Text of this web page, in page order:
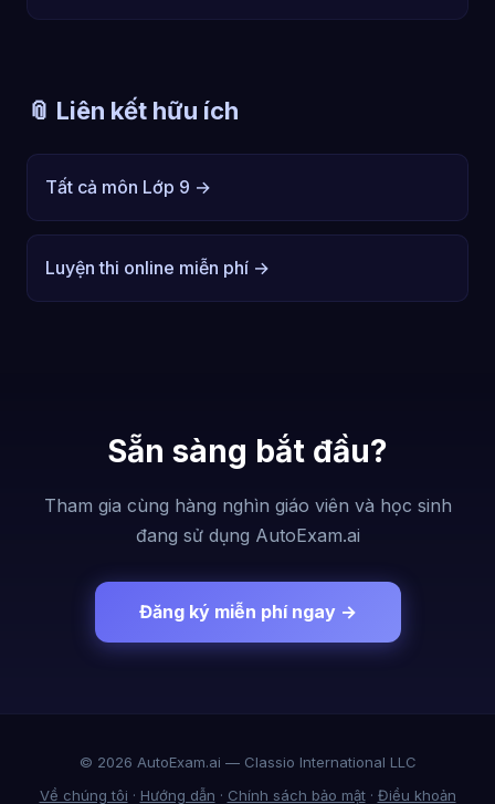
📎 Liên kết hữu ích
Tất cả môn Lớp 9 →
Luyện thi online miễn phí →
Sẵn sàng bắt đầu?
Tham gia cùng hàng nghìn giáo viên và học sinh
đang sử dụng AutoExam.ai
Đăng ký miễn phí ngay →
© 2026 AutoExam.ai — Classio International LLC
Về chúng tôi · Hướng dẫn · Chính sách bảo mật· Điều khoản